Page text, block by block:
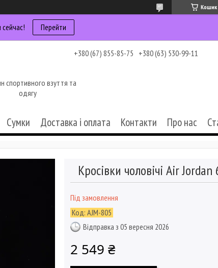
Кошик
Перейти
+380 (67) 855-85-75 +380 (63) 530-99-11
спортивного взуття та
одягу
Сумки Доставка і оплата Контакти Про нас
Кросівки чоловічі Air
Під замовлення
Код: AJM-805
Відправка з 05 вересня 2026
2 549 ₴